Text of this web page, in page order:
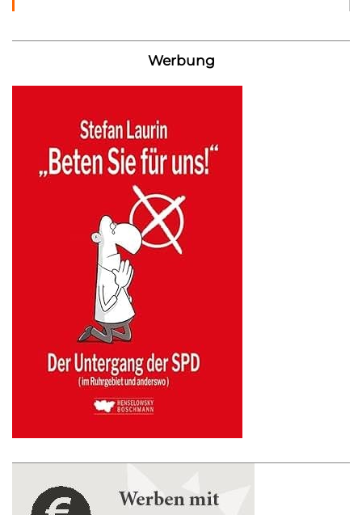
Werbung